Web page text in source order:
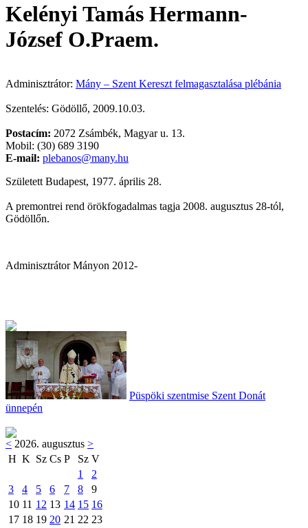
Kelényi Tamás Hermann-
József O.Praem.
Adminisztrátor: Mány – Szent Kereszt felmagasztalása plébánia
Szentelés: Gödöllő, 2009.10.03.
Postacím: 2072 Zsámbék, Magyar u. 13.
Mobil: (30) 689 3190
E-mail: plebanos@many.hu
Született Budapest, 1977. április 28.
A premontrei rend örökfogadalmas tagja 2008. augusztus 28-tól,
Gödöllőn.
Adminisztrátor Mányon 2012-
Püspöki szentmise Szent Donát
ünnepén
< 2026. augusztus >
H K Sz Cs P Sz V
1
2
3
4 5 6 7 8
9
10 11 12 13 14 15 16
17 18 19 20 21 22 23